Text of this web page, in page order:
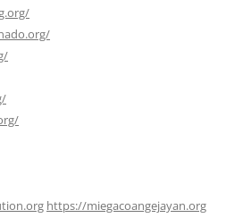
https://miegacoangejayan.org